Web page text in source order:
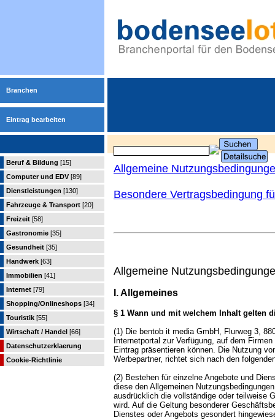
Branchen
Eintrag bearbeiten
Beruf & Bildung [15]
Computer und EDV [89]
Dienstleistungen [130]
Fahrzeuge & Transport [20]
Freizeit [58]
Gastronomie [35]
Gesundheit [35]
Handwerk [63]
Immobilien [41]
Internet [79]
Shopping/Onlineshops [34]
Touristik [55]
Wirtschaft / Handel [66]
Datenschutzerklaerung
Cookie-Richtlinie
Allgemeine
Besondere Vertragsbedingung
Allgemeine
I. Allgemeines
§ 1 Wann und mit welchem Inhalt gelten
(1) Die bentob it media GmbH, Flurweg 3,
Internetportal zur Verfügung, auf dem Firmen
Eintrag präsentieren können. Die Nutzung
Werbepartner, richtet sich nach den
(2) Bestehen für einzelne Angebote und
diese den Allgemeinen
ausdrücklich die vollständige oder teilweise
wird. Auf die Geltung besonderer
Dienstes oder Angebots gesondert